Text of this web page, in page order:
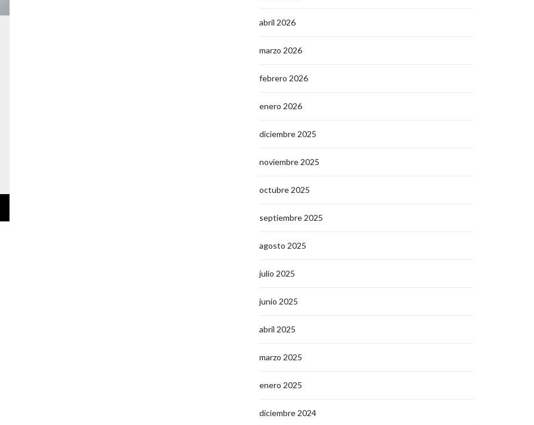
abril 2026
marzo 2026
febrero 2026
enero 2026
diciembre 2025
noviembre 2025
octubre 2025
septiembre 2025
agosto 2025
julio 2025
junio 2025
abril 2025
marzo 2025
enero 2025
diciembre 2024